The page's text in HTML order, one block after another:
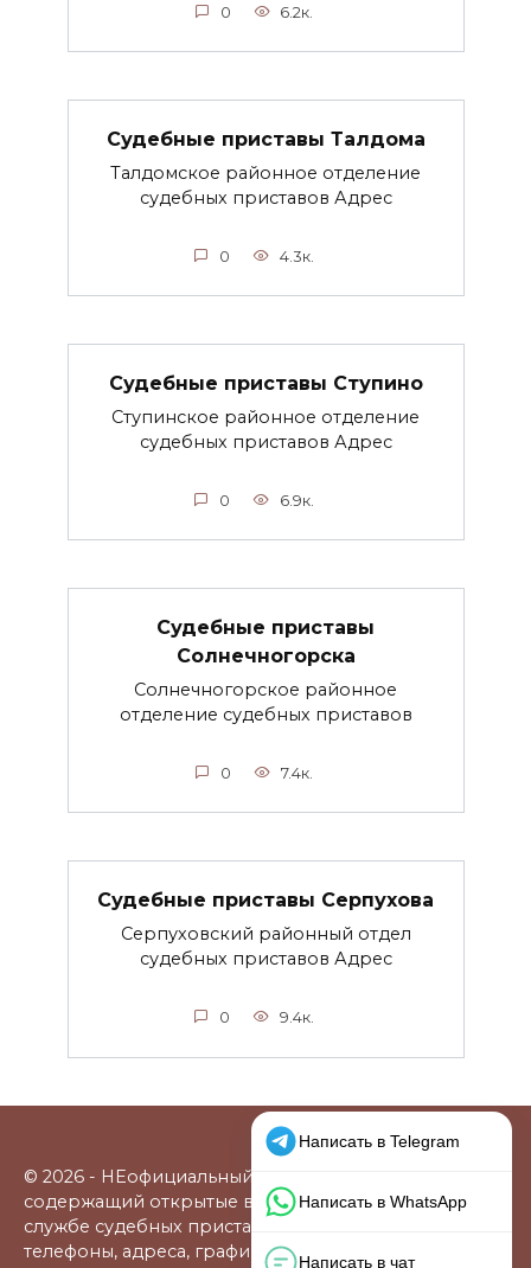
0 6.2к.
Судебные приставы Талдома
Талдомское районное отделение
судебных приставов Адрес
0 4.3к.
Судебные приставы Ступино
Ступинское районное отделение
судебных приставов Адрес
0 6.9к.
Судебные приставы
Солнечногорска
Солнечногорское районное
отделение судебных приставов
0 7.4к.
Судебные приставы Серпухова
Серпуховский районный отдел
судебных приставов Адрес
0 9.4к.
© 2026 - НЕофициальный информационный сайт,
содержащий открытые выверенные данные о
службе судебных приставов: официальные сайты,
телефоны, адреса, графики работы, схемы проезда,